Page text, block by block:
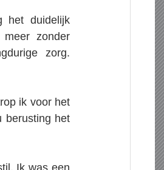
het duidelijk
zonder
zorg.
ik voor het
berusting het
Ik was een